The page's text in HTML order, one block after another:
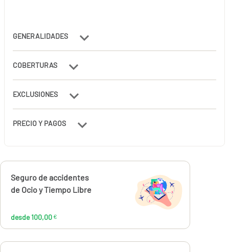
GENERALIDADES
COBERTURAS
EXCLUSIONES
PRECIO Y PAGOS
Calcúlalo ahora
Seguro de accidentes
de Ocio y Tiempo Libre
desde 100,00 €
100,00 €